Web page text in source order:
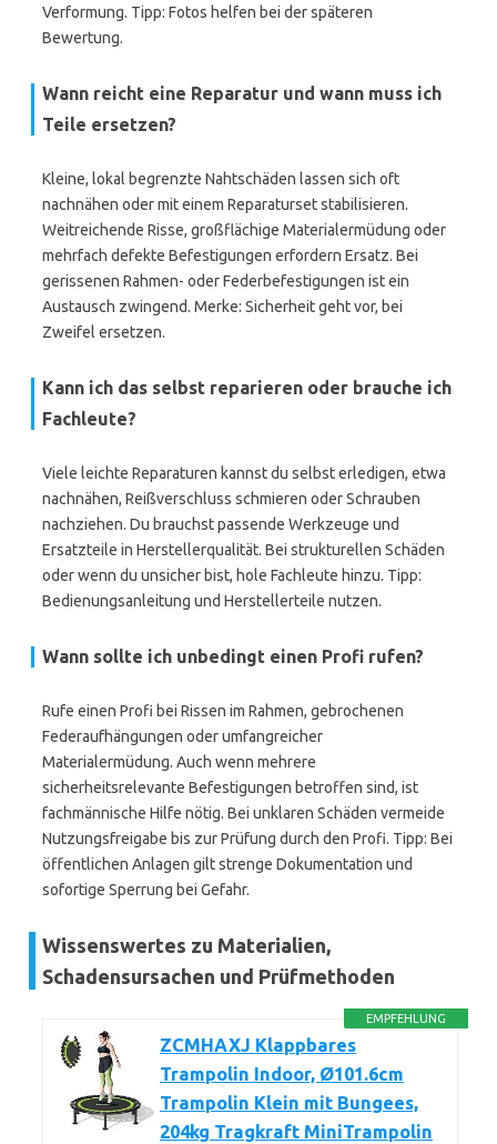
Verformung. Tipp: Fotos helfen bei der späteren
Bewertung.
Wann reicht eine Reparatur und wann muss ich
Teile ersetzen?
Kleine, lokal begrenzte Nahtschäden lassen sich oft
nachnähen oder mit einem Reparaturset stabilisieren.
Weitreichende Risse, großflächige Materialermüdung oder
mehrfach defekte Befestigungen erfordern Ersatz. Bei
gerissenen Rahmen- oder Federbefestigungen ist ein
Austausch zwingend. Merke: Sicherheit geht vor, bei
Zweifel ersetzen.
Kann ich das selbst reparieren oder brauche ich
Fachleute?
Viele leichte Reparaturen kannst du selbst erledigen, etwa
nachnähen, Reißverschluss schmieren oder Schrauben
nachziehen. Du brauchst passende Werkzeuge und
Ersatzteile in Herstellerqualität. Bei strukturellen Schäden
oder wenn du unsicher bist, hole Fachleute hinzu. Tipp:
Bedienungsanleitung und Herstellerteile nutzen.
Wann sollte ich unbedingt einen Profi rufen?
Rufe einen Profi bei Rissen im Rahmen, gebrochenen
Federaufhängungen oder umfangreicher
Materialermüdung. Auch wenn mehrere
sicherheitsrelevante Befestigungen betroffen sind, ist
fachmännische Hilfe nötig. Bei unklaren Schäden vermeide
Nutzungsfreigabe bis zur Prüfung durch den Profi. Tipp: Bei
öffentlichen Anlagen gilt strenge Dokumentation und
sofortige Sperrung bei Gefahr.
Wissenswertes zu Materialien,
Schadensursachen und Prüfmethoden
EMPFEHLUNG
ZCMHAXJ Klappbares
Trampolin Indoor, Ø101.6cm
Trampolin Klein mit Bungees,
204kg Tragkraft MiniTrampolin